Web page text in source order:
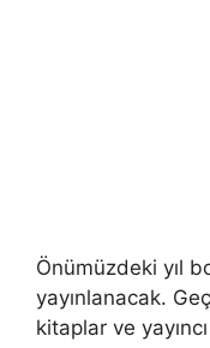
Önümüzdeki yıl
yayınlanacak.
kitaplar ve